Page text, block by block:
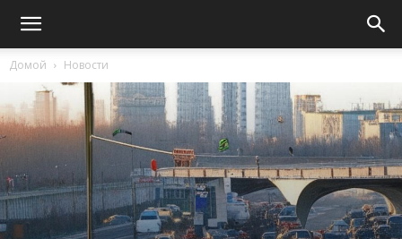
Домой Новости